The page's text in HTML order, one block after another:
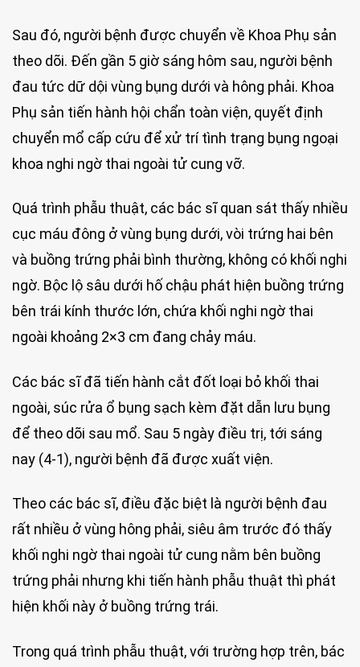
Sau đó, người bệnh được chuyển về Khoa Phụ sản
theo dõi. Đến gần 5 giờ sáng hôm sau, người bệnh
đau tức dữ dội vùng bụng dưới và hông phải. Khoa
Phụ sản tiến hành hội chẩn toàn viện, quyết định
chuyển mổ cấp cứu để xử trí tình trạng bụng ngoại
khoa nghi ngờ thai ngoài tử cung vỡ.
Quá trình phẫu thuật, các bác sĩ quan sát thấy nhiều
cục máu đông ở vùng bụng dưới, vòi trứng hai bên
và buồng trứng phải bình thường, không có khối nghi
ngờ. Bộc lộ sâu dưới hố chậu phát hiện buồng trứng
bên trái kính thước lớn, chứa khối nghi ngờ thai
ngoài khoảng 2×3 cm đang chảy máu.
Các bác sĩ đã tiến hành cắt đốt loại bỏ khối thai
ngoài, súc rửa ổ bụng sạch kèm đặt dẫn lưu bụng
để theo dõi sau mổ. Sau 5 ngày điều trị, tới sáng
nay (4-1), người bệnh đã được xuất viện.
Theo các bác sĩ, điều đặc biệt là người bệnh đau
rất nhiều ở vùng hông phải, siêu âm trước đó thấy
khối nghi ngờ thai ngoài tử cung nằm bên buồng
trứng phải nhưng khi tiến hành phẫu thuật thì phát
hiện khối này ở buồng trứng trái.
Trong quá trình phẫu thuật, với trường hợp trên, bác